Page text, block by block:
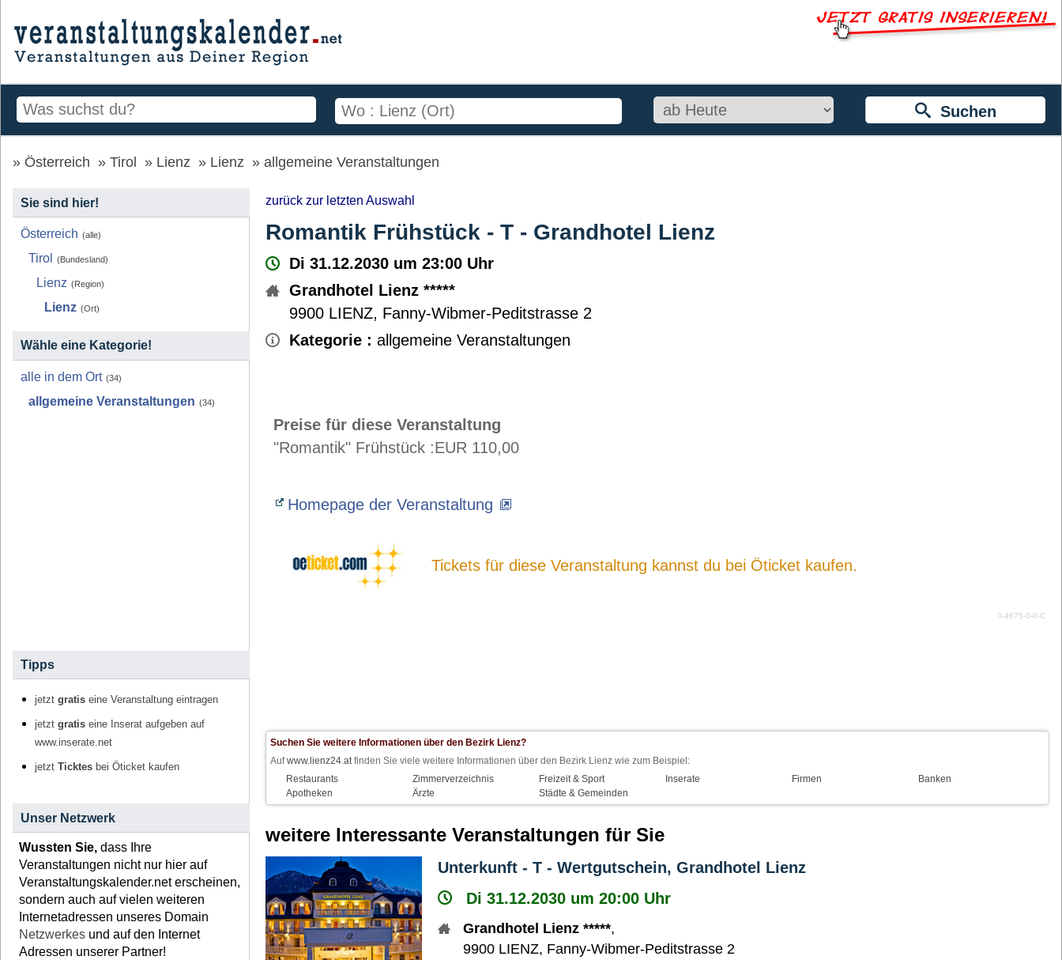
Suchen
Österreich Tirol Lienz Lienz allgemeine Veranstaltungen
zurück zur letzten Auswahl
Romantik Frühstück - T - Grandhotel Lienz
Di 31.12.2030 um 23:00 Uhr
Grandhotel Lienz *****
9900 LIENZ, Fanny-Wibmer-Peditstrasse 2
Kategorie : allgemeine Veranstaltungen
Preise für diese Veranstaltung
"Romantik" Frühstück :EUR 110,00
Homepage der Veranstaltung
Tickets für diese Veranstaltung kannst du bei Öticket kaufen.
0-4675-0-0-C
Suchen Sie weitere Informationen über den Bezirk Lienz?
Aufwww.lienz24.atfinden Sie viele weitere Informationen über den Bezirk Lienz wie zum Beispiel:
Restaurants
Zimmerverzeichnis Freizeit & Sport Inserate Firmen
Banken
Apotheken
Ärzte Städte & Gemeinden
weitere Interessante Veranstaltungen für Sie
Unterkunft - T - Wertgutschein, Grandhotel Lienz
Di 31.12.2030 um 20:00 Uhr
Grandhotel Lienz *****,
9900 LIENZ, Fanny-Wibmer-Peditstrasse 2
Sie sind hier!
Österreich (alle)
Tirol (Bundesland)
Lienz (Region)
Lienz (Ort)
Wähle eine Kategorie!
alle in dem Ort (34)
allgemeine Veranstaltungen (34)
Tipps
jetzt gratis eine Veranstaltung eintragen
jetzt gratis eine Inserat aufgeben auf
www.inserate.net
jetzt Ticktes bei Öticket kaufen
Unser Netzwerk
Wussten Sie, dass Ihre
Veranstaltungen nicht nur hier auf
Veranstaltungskalender.net erscheinen,
sondern auch auf vielen weiteren
Internetadressen unseres Domain
Netzwerkes und auf den Internet
Adressen unserer Partner!